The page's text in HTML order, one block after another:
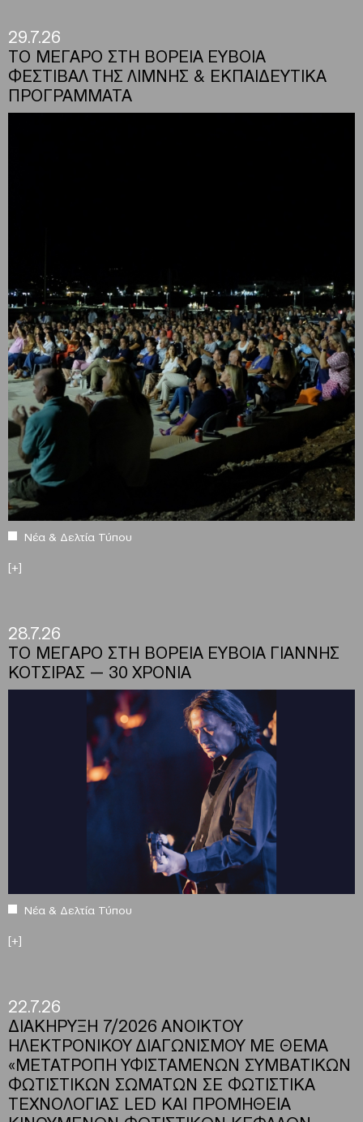
29.7.26
ΤΟ ΜΕΓΑΡΟ ΣΤΗ ΒΟΡΕΙΑ ΕΥΒΟΙΑ
ΦΕΣΤΙΒΑΛ ΤΗΣ ΛΙΜΝΗΣ & ΕΚΠΑΙΔΕΥΤΙΚΑ
ΠΡΟΓΡΑΜΜΑΤΑ
Νέα & Δελτία Τύπου
[+]
28.7.26
ΤΟ ΜΕΓΑΡΟ ΣΤΗ ΒΟΡΕΙΑ ΕΥΒΟΙΑ ΓΙΑΝΝΗΣ
ΚΟΤΣΙΡΑΣ — 30 ΧΡΟΝΙΑ
Νέα & Δελτία Τύπου
[+]
22.7.26
ΔΙΑΚΗΡΥΞΗ 7/2026 ΑΝΟΙΚΤΟΥ
ΗΛΕΚΤΡΟΝΙΚΟΥ ΔΙΑΓΩΝΙΣΜΟΥ ΜΕ ΘΕΜΑ
«ΜΕΤΑΤΡΟΠΗ ΥΦΙΣΤΑΜΕΝΩΝ ΣΥΜΒΑΤΙΚΩΝ
ΦΩΤΙΣΤΙΚΩΝ ΣΩΜΑΤΩΝ ΣΕ ΦΩΤΙΣΤΙΚΑ
ΤΕΧΝΟΛΟΓΙΑΣ LED ΚΑΙ ΠΡΟΜΗΘΕΙΑ